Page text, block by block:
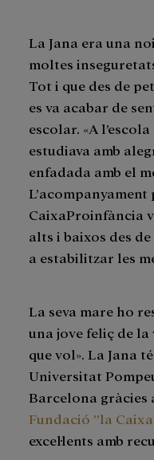
La Jana era una
moltes
Tot i que des de
es va acabar de
escolar. «A
estudiava amb
enfadada amb el
CaixaProinfància
alts i baixos des
a estabilitzar les
La seva mare ho
una jove feliç de
que vol». La Jana
Universitat
Barcelona gràcies
Fundació ”la
excel·lents amb